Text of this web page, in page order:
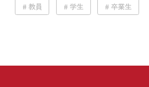
教員 学生 卒業生